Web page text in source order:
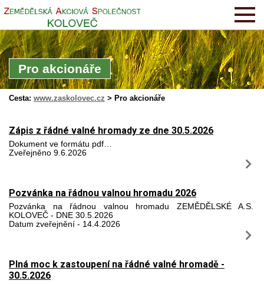
Pro akcionáře
Cesta: www.zaskolovec.cz > Pro akcionáře
Zápis z řádné valné hromady ze dne 30.5.2026
Dokument ve formátu pdf…
Zveřejněno 9.6.2026
Pozvánka na řádnou valnou hromadu 2026
Pozvánka na řádnou valnou hromadu ZEMĚDĚLSKÉ A.S.
KOLOVEČ - DNE 30.5.2026
Datum zveřejnění - 14.4.2026
Plná moc k zastoupení na řádné valné hromadě -
30.5.2026